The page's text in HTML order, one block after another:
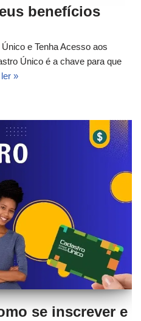
benefícios
e Tenha Acesso aos
Único é a chave para que
»
se inscrever e